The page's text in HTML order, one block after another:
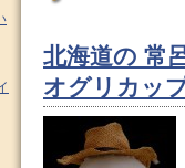
北海道の 常
オグリカッ